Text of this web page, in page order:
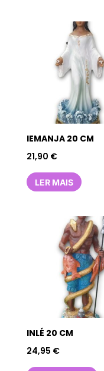
IEMANJA 20 CM
21,90 €
LER MAIS
INLÉ 20 CM
24,95 €